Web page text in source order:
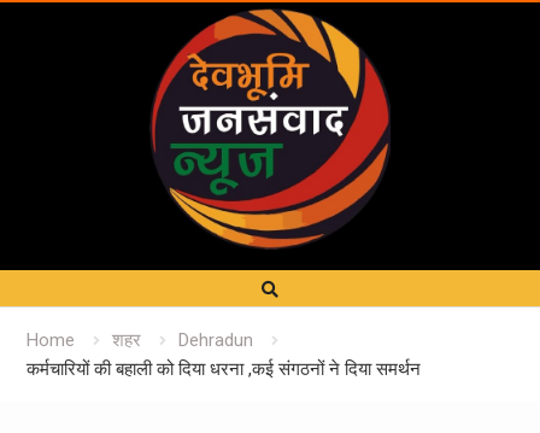
Facebook
TwitterYouTubePlus
Google
Home शहर
Dehradun
कर्मचारियों की बहाली को दिया धरना ,कई संगठनों ने दिया समर्थन